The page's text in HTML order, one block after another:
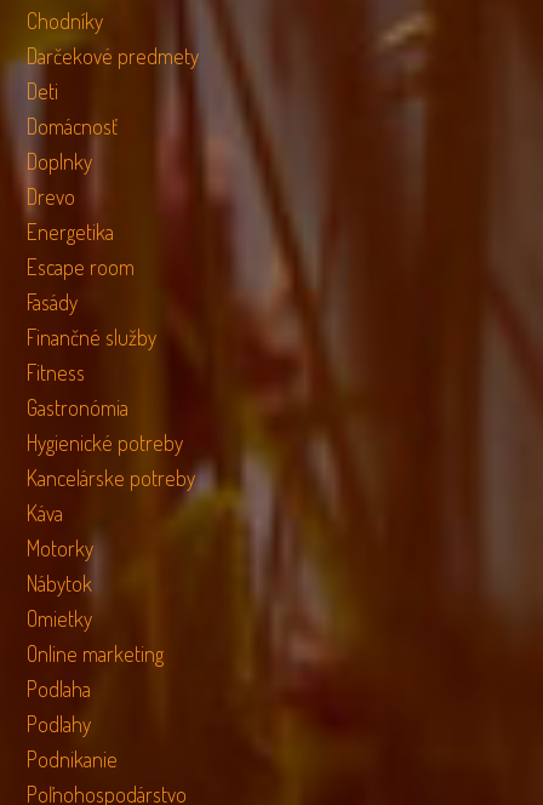
Chodníky
Darčekové predmety
Deti
Domácnosť
Doplnky
Drevo
Energetika
Escape room
Fasády
Finančné služby
Fitness
Gastronómia
Hygienické potreby
Kancelárske potreby
Káva
Motorky
Nábytok
Omietky
Online marketing
Podlaha
Podlahy
Podnikanie
Poľnohospodárstvo